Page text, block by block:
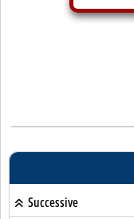
Successive